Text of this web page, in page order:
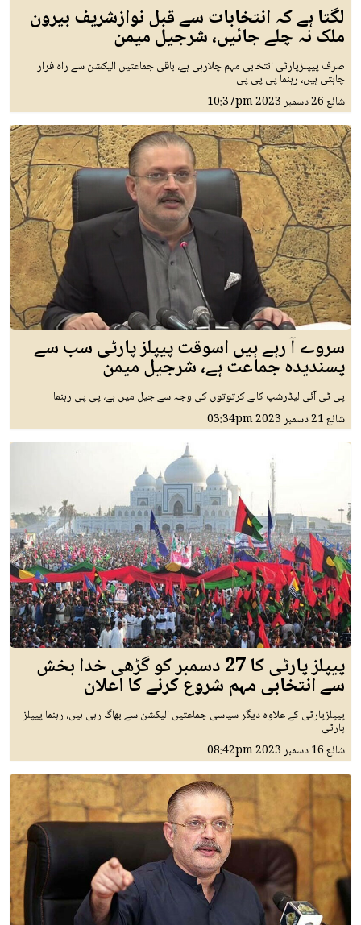
لگتا ہے کہ انتخابات سے قبل نوازشریف بیرون
ملک نہ چلے جائیں، شرجیل میمن
صرف پیپلزپارٹی انتخابی مہم چلارہی ہے، باقی جماعتیں الیکشن سے راہ فرار
چاہتی ہیں، رہنما پی پی پی
شائع26 دسمبر 2023 10:37pm
سروے آ رہے ہیں اسوقت پیپلز پارٹی سب سے
پسندیدہ جماعت ہے، شرجیل میمن
پی ٹی آئی لیڈرشپ کالے کرتوتوں کی وجہ سے جیل میں ہے، پی پی رہنما
شائع21 دسمبر 2023 03:34pm
پیپلز پارٹی کا 27 دسمبر کو گڑھی خدا بخش
سے انتخابی مہم شروع کرنے کا اعلان
پیپلزپارٹی کے علاوہ دیگر سیاسی جماعتیں الیکشن سے بھاگ رہی ہیں، رہنما پیپلز
پارٹی
شائع16 دسمبر 2023 08:42pm